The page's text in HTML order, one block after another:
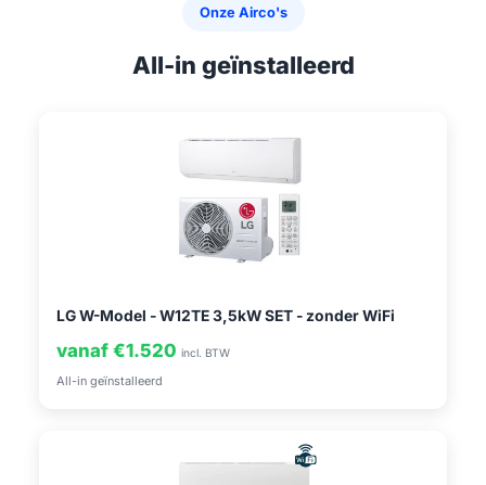
Onze Airco's
All-in geïnstalleerd
LG W-Model - W12TE 3,5kW SET - zonder WiFi
vanaf €1.520 incl. BTW
All-in geïnstalleerd